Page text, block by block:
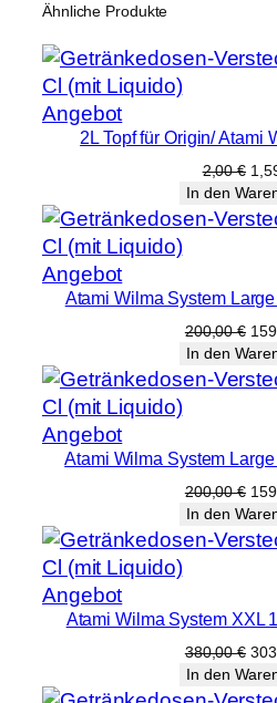
Ähnliche Produkte
AngebotProdukt
im
2L Topf für Origin/ Atami
2,00€
In den
AngebotProdukt
im
Angebot
Atami Wilma System
200,00€
In den
AngebotProdukt
im
Angebot
Atami Wilma System
200,00€
In den
AngebotProdukt
im
Angebot
Atami Wilma System XXL
380,00€
In den